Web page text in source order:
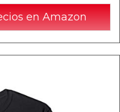
en Amazon